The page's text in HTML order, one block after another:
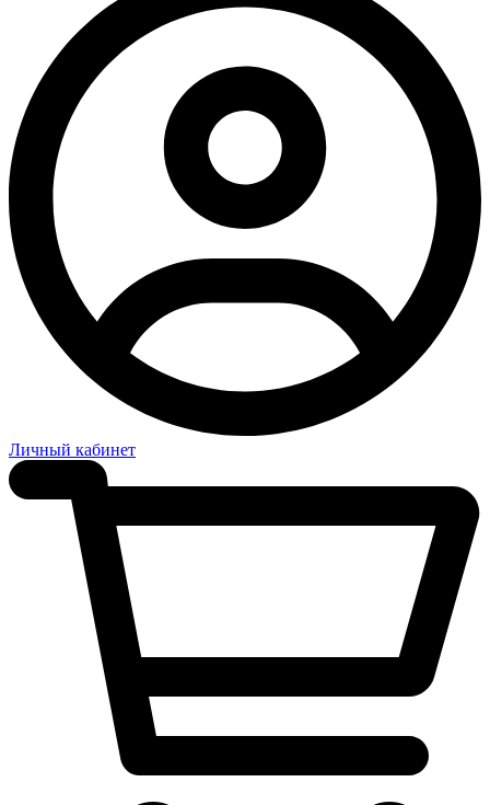
Личный кабинет